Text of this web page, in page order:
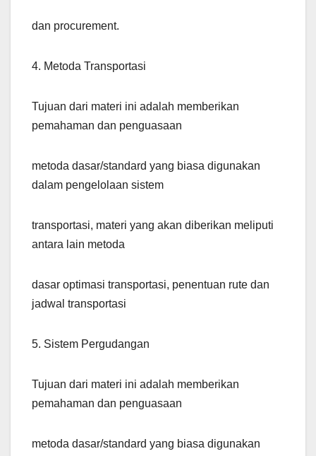
dan procurement.
4. Metoda Transportasi
Tujuan dari materi ini adalah memberikan
pemahaman dan penguasaan
metoda dasar/standard yang biasa digunakan
dalam pengelolaan sistem
transportasi, materi yang akan diberikan meliputi
antara lain metoda
dasar optimasi transportasi, penentuan rute dan
jadwal transportasi
5. Sistem Pergudangan
Tujuan dari materi ini adalah memberikan
pemahaman dan penguasaan
metoda dasar/standard yang biasa digunakan